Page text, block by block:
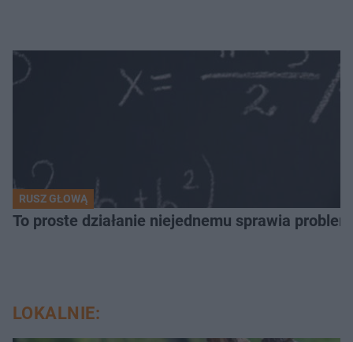
RUSZ GŁOWĄ
To proste działanie niejednemu sprawia
LOKALNIE: